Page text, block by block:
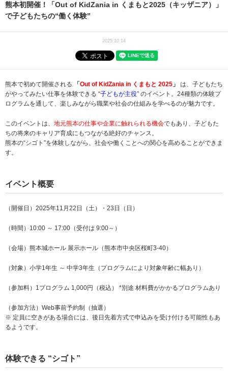
熊本初開催！「Out of KidZania in くまもと2025（キッザニア）」
で子どもたちの“働く体験”
2025.10.14
熊本で初めて開催される 「 Out of KidZania in くまもと 2025 」
は、子どもたち
がやってみたい仕事を体験できる “子どもが主役” のイベント。24種類の体験プ
ログラムを通して、楽しみながら職業や社会の仕組みを学べるのが魅力です。
このイベントは、 地元熊本の仕事や企業に触れられる機会でもあり、子どもた
ちの将来のキャリア育成にもつながる絶好のチャンス。
熊本の“シゴト”を体験しながら、社会や働くことへの関心を高めることができま
す。
イベント概要
（開催日）2025年11月22日（土）・23日（日）
（時間）10:00 ～ 17:00（受付は 9:00～）
（会場）熊本城ホール 展示ホール（熊本市中央区桜町3-40）
（対象）小学1年生 ～ 中学3年生（プログラムにより対象年齢に幅あり）
（参加料）1プログラム 1,000円（税込） *別途 材料費がかかるプログラムあり
（参加方法）Web事前予約制（抽選）
※ 定員に空きがある場合には、後日先着方式で申込みを受け付ける可能性もあ
るようです。
体験できる “シゴト”